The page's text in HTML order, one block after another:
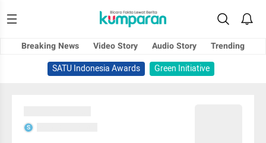
Breaking News Video Story Audio Story
Trending
SATU Indonesia Awards
Green Initiative
S